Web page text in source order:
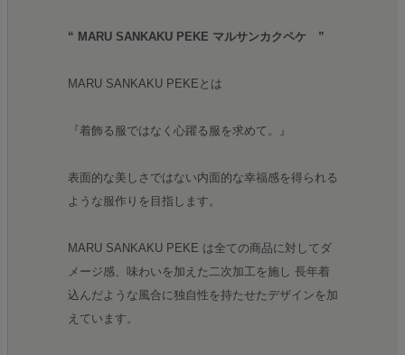
“ MARU SANKAKU PEKE マルサンカクペケ ”
MARU SANKAKU PEKEとは
『着飾る服ではなく心躍る服を求めて。』
表面的な美しさではない内面的な幸福感を得られる
ような服作りを目指します。
MARU SANKAKU PEKE は全ての商品に対してダ
メージ感、味わいを加えた二次加工を施し 長年着
込んだような風合に独自性を持たせたデザインを加
えています。